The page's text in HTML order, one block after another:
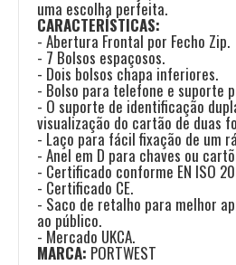
uma escolha perfeita.
CARACTERÍSTICAS:
- Abertura Frontal por Fecho Zip.
- 7 Bolsos espaçosos.
- Dois bolsos chapa inferiores.
- Bolso para telefone e suporte
- O suporte de identificação
visualização do cartão de duas
- Laço para fácil fixação de um
- Anel em D para chaves ou
- Certificado conforme EN ISO
- Certificado CE.
- Saco de retalho para melhor
ao público.
- Mercado UKCA.
MARCA: PORTWEST